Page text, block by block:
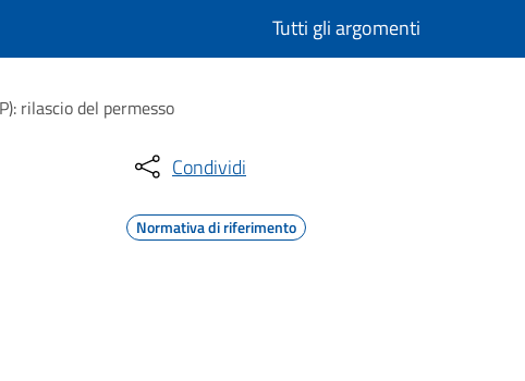
Tutti gli argomenti
rilascio del permesso
Condividi
Normativa di riferimento